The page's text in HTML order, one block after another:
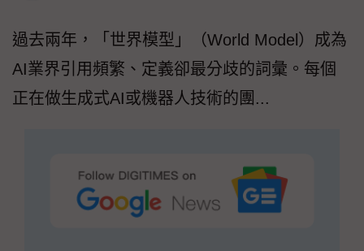
過去兩年，「世界模型」（World Model）成為
AI業界引用頻繁、定義卻最分歧的詞彙。每個
正在做生成式AI或機器人技術的團...